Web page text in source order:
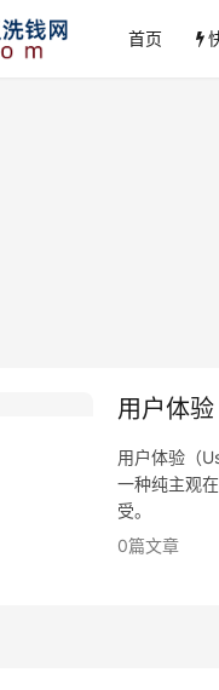
首页
用户体验
用户体验（
一种纯主观
受。
0篇文章